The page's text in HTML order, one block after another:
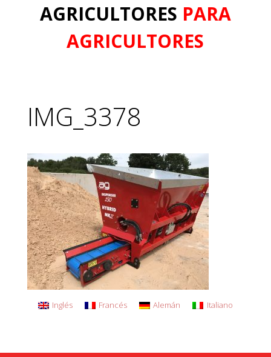
AGRICULTORES PARA
AGRICULTORES
IMG_3378
Inglés Francés Alemán Italiano